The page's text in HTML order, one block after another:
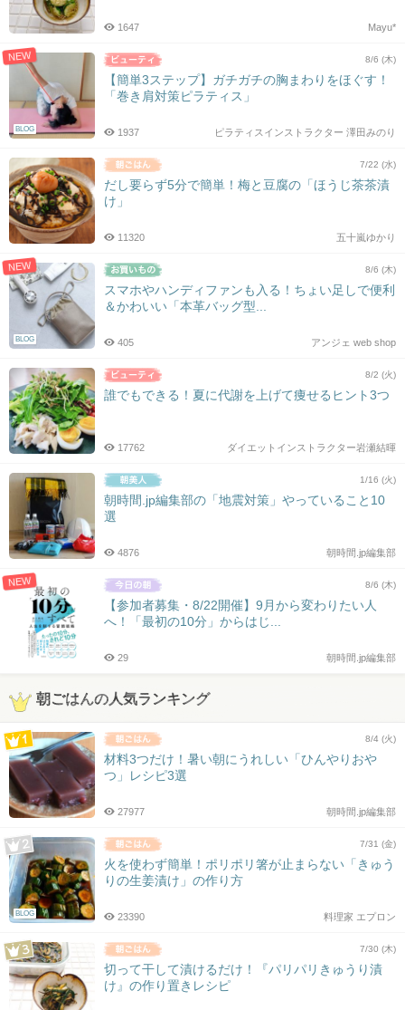
Mayu*
1647
NEW
BLOG
8/6 (木)
【簡単3ステップ】ガチガチの胸まわりをほぐす！
「巻き肩対策ピラティス」
ピラティスインストラクター 澤田みのり
1937
7/22 (水)
だし要らず5分で簡単！梅と豆腐の「ほうじ茶茶漬
け」
五十嵐ゆかり
11320
NEW
BLOG
8/6 (木)
スマホやハンディファンも入る！ちょい足しで便利
＆かわいい「本革バッグ型...
アンジェ web shop
405
8/2 (火)
誰でもできる！夏に代謝を上げて痩せるヒント3つ
ダイエットインストラクター岩瀬結暉
17762
1/16 (火)
朝時間.jp編集部の「地震対策」やっていること10
選
朝時間.jp編集部
4876
NEW 8/6 (木)
【参加者募集・8/22開催】9月から変わりたい人
へ！「最初の10分」からはじ...
朝時間.jp編集部
29
朝ごはんの人気ランキング
8/4 (火)
材料3つだけ！暑い朝にうれしい「ひんやりおや
つ」レシピ3選
朝時間.jp編集部
27977
BLOG
7/31 (金)
火を使わず簡単！ポリポリ箸が止まらない「きゅう
りの生姜漬け」の作り方
料理家 エプロン
23390
7/30 (木)
切って干して漬けるだけ！『パリパリきゅうり漬
け』の作り置きレシピ